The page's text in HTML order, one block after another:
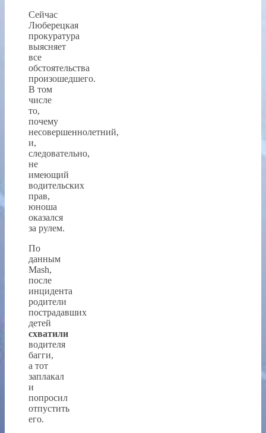
Сейчас
Люберецкая
прокуратура
выясняет
все
обстоятельства
произошедшего.
В том
числе
то,
почему
несовершеннолетний,
и,
следовательно,
не
имеющий
водительских
прав,
юноша
оказался
за рулем.
По
данным
Mash,
после
инцидента
родители
пострадавших
детей
схватили
водителя
багги,
а тот
заплакал
и
попросил
отпустить
его.